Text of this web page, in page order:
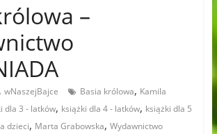
–
wNaszejBajce Basia królowa, Kamila
dla 3 - latków, książki dla 4 - latków, książki dla 5
dzieci, Marta Grabowska, Wydawnictwo